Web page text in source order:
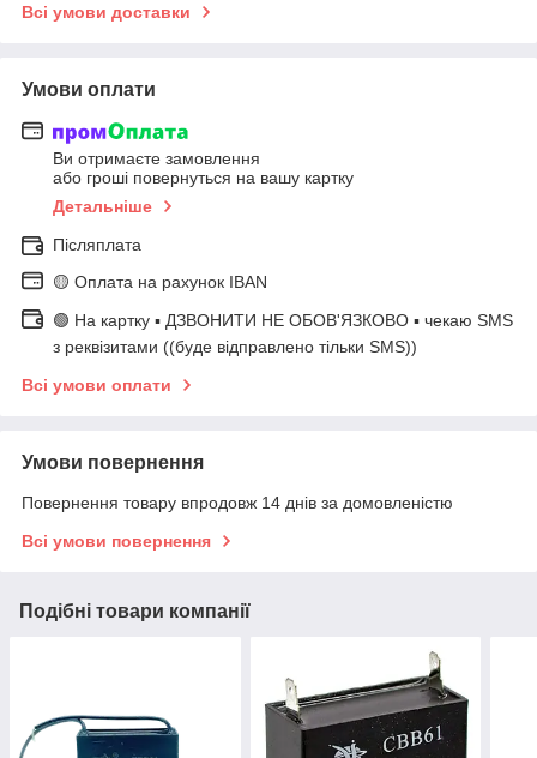
Всі умови доставки
Умови оплати
Ви отримаєте замовлення
або гроші повернуться на вашу картку
Детальніше
Післяплата
🟡 Оплата на рахунок IBAN
🟢 На картку ▪️ ДЗВОНИТИ НЕ ОБОВ'ЯЗКОВО ▪️ чекаю SMS
з реквізитами ((буде відправлено тільки SMS))
Всі умови оплати
Умови повернення
Повернення товару впродовж 14 днів за домовленістю
Всі умови повернення
Подібні товари компанії